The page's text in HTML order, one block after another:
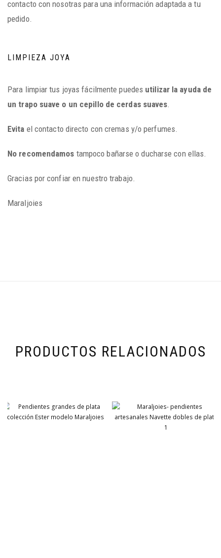
contacto con nosotras para una información adaptada a tu
pedido.
LIMPIEZA JOYA
Para limpiar tus joyas fácilmente puedes utilizar la ayuda de
un trapo suave o un cepillo de cerdas suaves
Evita el contacto directo con cremas y/o perfumes.
No recomendamos tampoco bañarse o ducharse con ellas.
Gracias por confiar en nuestro trabajo.
Maraljoies
PRODUCTOS RELACIONADOS